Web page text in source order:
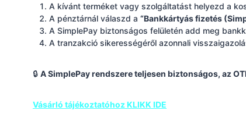
A kívánt terméket vagy szolgáltatást helyezd a
A pénztárnál válaszd a “Bankkártyás fizetés
A SimplePay biztonságos felületén add meg
A tranzakció sikerességéről azonnali
🔒 A SimplePay rendszere teljesen biztonságos, az
Vásárló tájékoztatóhoz KLIKK IDE